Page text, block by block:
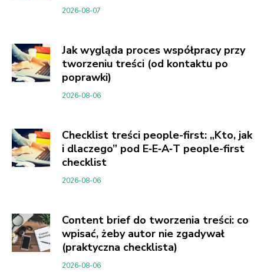
2026-08-07
Jak wygląda proces współpracy przy
tworzeniu treści (od kontaktu po
poprawki)
2026-08-06
Checklist treści people-first: „Kto, jak
i dlaczego” pod E‑E‑A‑T people-first
checklist
2026-08-06
Content brief do tworzenia treści: co
wpisać, żeby autor nie zgadywał
(praktyczna checklista)
2026-08-06